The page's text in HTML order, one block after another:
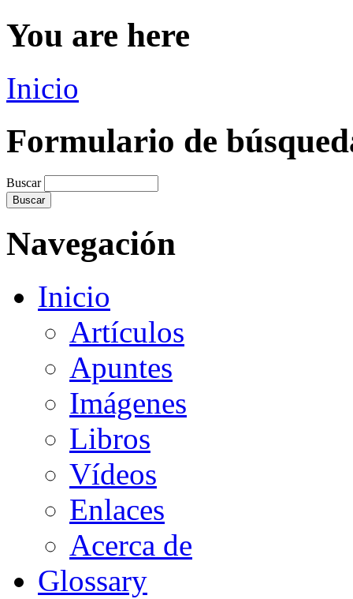
You are here
Inicio
Formulario de
Buscar
Navegación
Inicio
Artículos
Apuntes
Imágenes
Libros
Vídeos
Enlaces
Acerca de
Glossary